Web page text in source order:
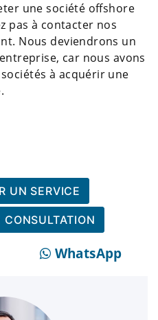
une société offshore
pas à contacter nos
Nous deviendrons un
car nous avons
à acquérir une
UN SERVICE
CONSULTATION
WhatsApp